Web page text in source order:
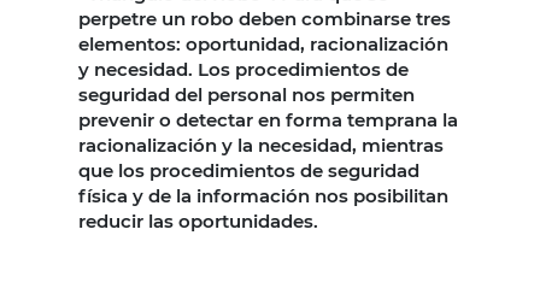
perpetre un robo deben combinarse tres
elementos: oportunidad, racionalización
y necesidad. Los procedimientos de
seguridad del personal nos permiten
prevenir o detectar en forma temprana la
racionalización y la necesidad, mientras
que los procedimientos de seguridad
física y de la información nos posibilitan
reducir las oportunidades.